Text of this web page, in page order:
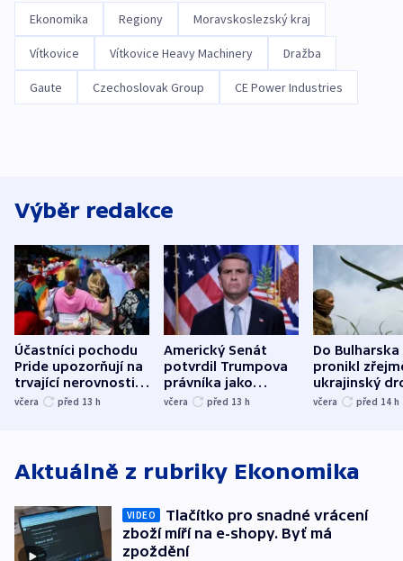
Ekonomika Regiony Moravskoslezský kraj
Vítkovice Vítkovice Heavy Machinery Dražba
Gaute Czechoslovak Group CE Power Industries
Výběr redakce
Účastníci pochodu
Pride upozorňují na
trvající nerovnosti i
společenskou
včera před 13 h
Americký Senát
potvrdil Trumpova
právníka jako
ministra
včera před 13 h
Do Bulharska
pronikl
ukrajinský
explodoval
včera před 14 h
Aktuálně z rubriky Ekonomika
VIDEO
Tlačítko pro snadné vrácení
zboží míří na e-shopy. Byť má
zpoždění